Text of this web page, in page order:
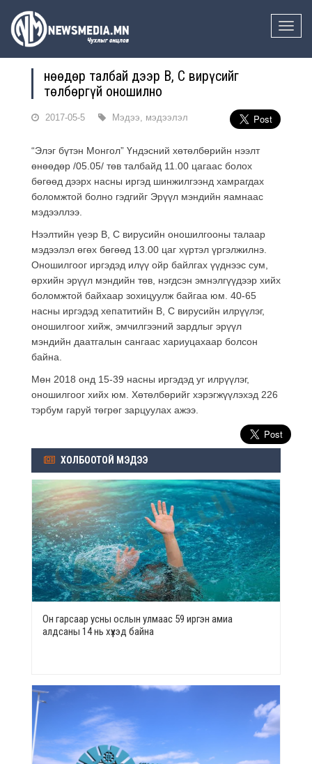
Toggle
Өнөөдөр талбай дээр В, С вирүсийг
төлбөргүй оношилно
2017-05-5 Мэдээ, мэдээлэл
“Элэг бүтэн Монгол” Үндэсний хөтөлбөрийн нээлт
өнөөдөр /05.05/ төв талбайд 11.00 цагаас болох
бөгөөд дээрх насны иргэд шинжилгээнд хамрагдах
боломжтой болно гэдгийг Эрүүл мэндийн яамнаас
мэдээллээ.
Нээлтийн үеэр В, С вирусийн оношилгооны талаар
мэдээлэл өгөх бөгөөд 13.00 цаг хүртэл үргэлжилнэ.
Оношилгоог иргэдэд илүү ойр байлгах үүднээс сум,
өрхийн эрүүл мэндийн төв, нэгдсэн эмнэлгүүдээр хийх
боломжтой байхаар зохицуулж байгаа юм. 40-65
насны иргэдэд хепатитийн В, С вирусийн илрүүлэг,
оношилгоог хийж, эмчилгээний зардлыг эрүүл
мэндийн даатгалын сангаас хариуцахаар болсон
байна.
Мөн 2018 онд 15-39 насны иргэдэд уг илрүүлэг,
оношилгоог хийх юм. Хөтөлбөрийг хэрэгжүүлэхэд 226
тэрбум гаруй төгрөг зарцуулах ажээ.
ХОЛБООТОЙ МЭДЭЭ
Он гарсаар усны ослын улмаас 59 иргэн амиа
алдсаны 14 нь хүүхэд байна